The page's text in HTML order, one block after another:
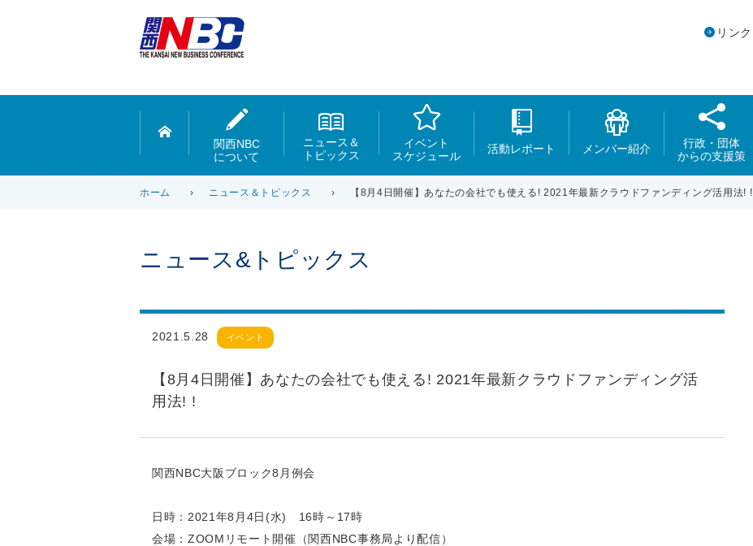
関西NBC
について
ニュース＆
トピックス
イベント
スケジュール
活動レポート メンバー紹介
行政・団体
からの支援策
リンク
ホーム › ニュース＆トピックス › 【8月4日開催】あなたの会社でも使える! 2021年最新クラウドファンディング活用法! !
ニュース&トピックス
2021.5.28 イベント
【8月4日開催】あなたの会社でも使える! 2021年最新クラウドファンディング活
用法! !
関西NBC大阪ブロック8月例会
日時：2021年8月4日(水) 16時～17時
会場：ZOOMリモート開催（関西NBC事務局より配信）